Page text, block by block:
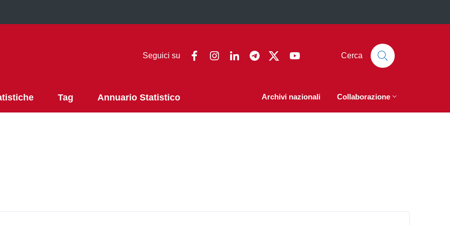
Seguici su FacebookInstagramLinkedinTelegram
Twitter Cerca
Tag Annuario Statistico Archivi nazionali Collaborazione